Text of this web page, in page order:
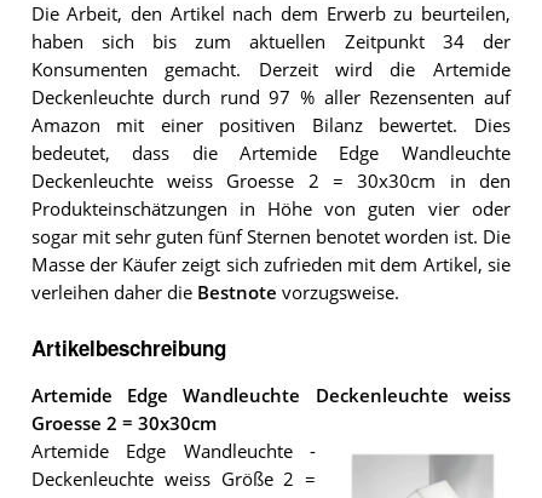
Die Arbeit, den Artikel nach dem Erwerb zu beurteilen,
haben sich bis zum aktuellen Zeitpunkt 34 der
Konsumenten gemacht. Derzeit wird die Artemide
Deckenleuchte durch rund 97 % aller Rezensenten auf
Amazon mit einer positiven Bilanz bewertet. Dies
bedeutet, dass die Artemide Edge Wandleuchte
Deckenleuchte weiss Groesse 2 = 30x30cm in den
Produkteinschätzungen in Höhe von guten vier oder
sogar mit sehr guten fünf Sternen benotet worden ist. Die
Masse der Käufer zeigt sich zufrieden mit dem Artikel, sie
verleihen daher die Bestnote vorzugsweise.
Artikelbeschreibung
Artemide Edge Wandleuchte Deckenleuchte weiss
Groesse 2 = 30x30cm
Artemide Edge Wandleuchte -
Deckenleuchte weiss Größe 2 =